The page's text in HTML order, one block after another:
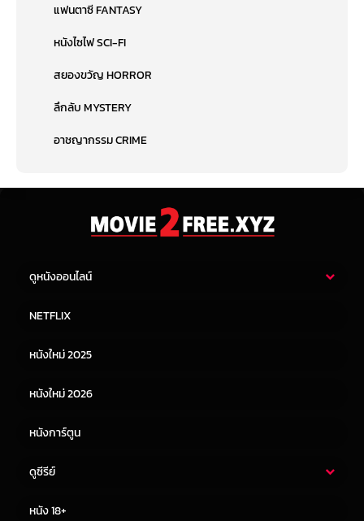
แฟนตาซี FANTASY
หนังไซไฟ SCI-FI
สยองขวัญ HORROR
ลึกลับ MYSTERY
อาชญากรรม CRIME
ดูหนังออนไลน์
หนังจีน
NETFLIX
หนังใหม่ 2025
หนังใหม่ 2026
หนังการ์ตูน
ดูซีรีย์
หนัง 18+